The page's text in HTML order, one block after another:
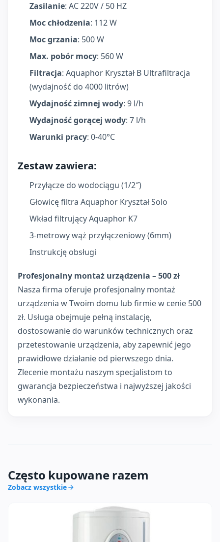
Zasilanie: AC 220V / 50 HZ
Moc chłodzenia: 112 W
Moc grzania: 500 W
Max. pobór mocy: 560 W
Filtracja: Aquaphor Kryształ B Ultrafiltracja
(wydajność do 4000 litrów)
Wydajność zimnej wody: 9 l/h
Wydajność gorącej wody: 7 l/h
Warunki pracy: 0-40°C
Zestaw zawiera:
Przyłącze do wodociągu (1/2″)
Głowicę filtra Aquaphor Kryształ Solo
Wkład filtrujący Aquaphor K7
3-metrowy wąż przyłączeniowy (6mm)
Instrukcję obsługi
Profesjonalny montaż urządzenia – 500 zł
Nasza firma oferuje profesjonalny montaż
urządzenia w Twoim domu lub firmie w cenie 500
zł. Usługa obejmuje pełną instalację,
dostosowanie do warunków technicznych oraz
przetestowanie urządzenia, aby zapewnić jego
prawidłowe działanie od pierwszego dnia.
Zlecenie montażu naszym specjalistom to
gwarancja bezpieczeństwa i najwyższej jakości
wykonania.
Często kupowane razem
Zobacz wszystkie